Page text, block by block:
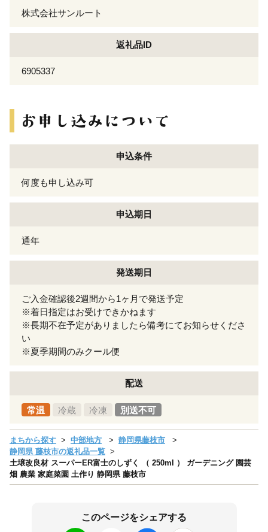
株式会社サンルート
返礼品ID
6905337
申込条件
何度も申し込み可
申込期日
通年
発送期日
ご入金確認後2週間から1ヶ月で発送予定
※着日指定はお受けできかねます
※長期不在予定がありましたら備考にてお知らせくださ
い
※夏季期間のみクール便
配送
常温 冷蔵 冷凍 別送不可
まちから探す 中部地方
静岡県藤枝市
静岡県 藤枝市の返礼品一覧
土壌改良材 スーパーER富士のしずく （ 250ml ） ガーデニング 園芸
畑 農業 家庭菜園 土作り 静岡県 藤枝市
このページをシェアする